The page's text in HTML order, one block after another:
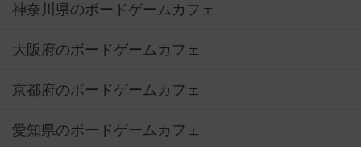
神奈川県のボードゲームカフェ
大阪府のボードゲームカフェ
京都府のボードゲームカフェ
愛知県のボードゲームカフェ